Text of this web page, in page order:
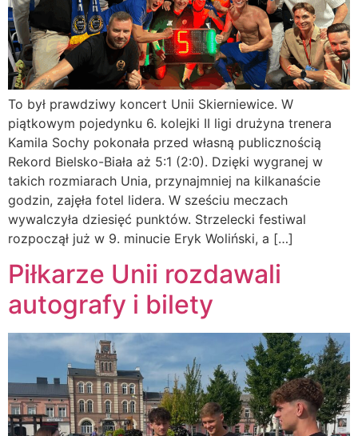
To był prawdziwy koncert Unii Skierniewice. W
piątkowym pojedynku 6. kolejki II ligi drużyna trenera
Kamila Sochy pokonała przed własną publicznością
Rekord Bielsko-Biała aż 5:1 (2:0). Dzięki wygranej w
takich rozmiarach Unia, przynajmniej na kilkanaście
godzin, zajęła fotel lidera. W sześciu meczach
wywalczyła dziesięć punktów. Strzelecki festiwal
rozpoczął już w 9. minucie Eryk Woliński, a […]
Piłkarze Unii rozdawali
autografy i bilety